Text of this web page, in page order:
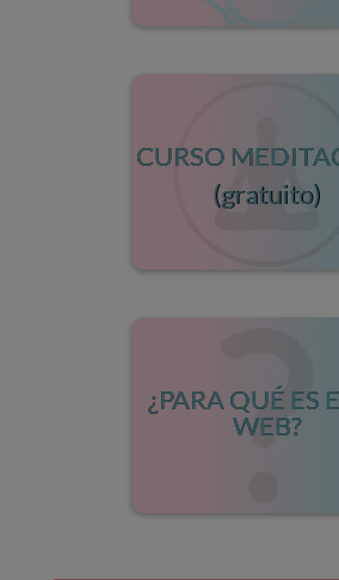
CURSO
(gratuito)
¿PARA QUÉ ES
WEB?